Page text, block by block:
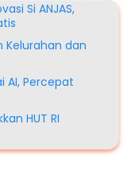
Si ANJAS,
Kelurahan dan
AI, Percepat
HUT RI